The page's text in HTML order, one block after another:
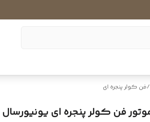
/فن کولر پنجره ای